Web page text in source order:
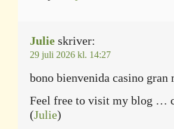
Julie skriver:
29 juli 2026 kl. 14:27
bono bienvenida casino gran
Feel free to visit my blog …
(Julie)